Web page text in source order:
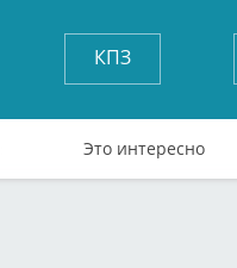
КПЗ
Это интересно